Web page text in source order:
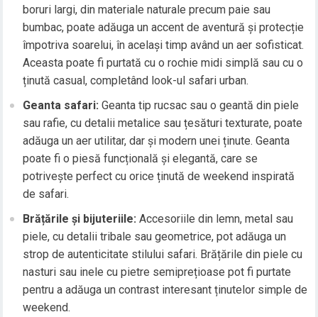
boruri largi, din materiale naturale precum paie sau
bumbac, poate adăuga un accent de aventură și protecție
împotriva soarelui, în același timp având un aer sofisticat.
Aceasta poate fi purtată cu o rochie midi simplă sau cu o
ținută casual, completând look-ul safari urban.
Geanta safari: Geanta tip rucsac sau o geantă din piele
sau rafie, cu detalii metalice sau țesături texturate, poate
adăuga un aer utilitar, dar și modern unei ținute. Geanta
poate fi o piesă funcțională și elegantă, care se
potrivește perfect cu orice ținută de weekend inspirată
de safari.
Brățările și bijuteriile: Accesoriile din lemn, metal sau
piele, cu detalii tribale sau geometrice, pot adăuga un
strop de autenticitate stilului safari. Brățările din piele cu
nasturi sau inele cu pietre semiprețioase pot fi purtate
pentru a adăuga un contrast interesant ținutelor simple de
weekend.